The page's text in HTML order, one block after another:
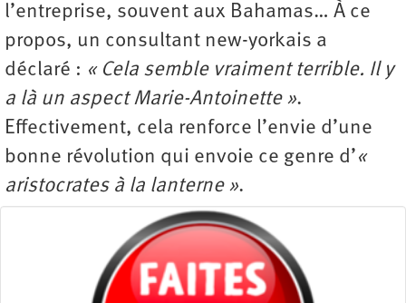
l’entreprise, souvent aux Bahamas… À ce
propos, un consultant new-yorkais a
déclaré : « Cela semble vraiment terrible. Il y
a là un aspect Marie-Antoinette ».
Effectivement, cela renforce l’envie d’une
bonne révolution qui envoie ce genre d’«
aristocrates à la lanterne ».